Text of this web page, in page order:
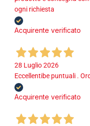
ogni richiesta
Acquirente verificato
28 Luglio 2026
Eccellentibe puntuali .
Acquirente verificato